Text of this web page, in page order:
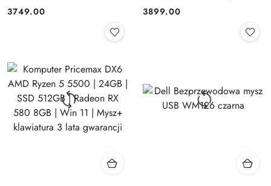
512GB | 14" OLED (1920x1200)
Cena:
3749.00
GeForce RTX 4050 6144MB |
Cena:
3899.00